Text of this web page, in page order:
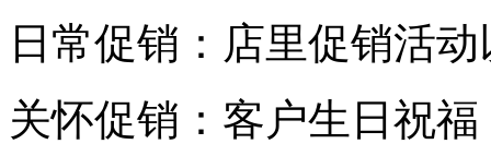
日常促销：店里促销活
关怀促销：客户生日祝